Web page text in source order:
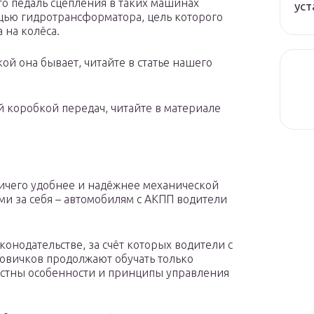
педаль сцепления в таких машинах
гидротрансформатора, цель которого
на колёса.
она бывает, читайте в статье нашего
коробкой передач, читайте в материале
удобнее и надёжнее механической
за себя – автомобилям с АКПП водители
за счёт которых водители с
продолжают обучать только
особенности и принципы управления